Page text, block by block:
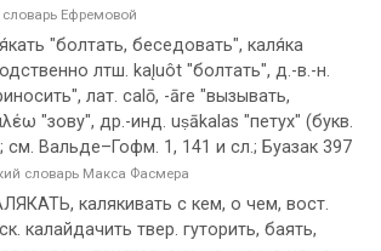
Ефремовой
"болтать, беседовать", каля́ка
лтш. kal̨uôt "болтать", д.-в.-н.
лат. саlō, -ārе "вызывать,
"зову", др.-инд. uṣākalas "петух" (букв.
см. Вальде–Гофм. 1, 141 и сл.; Буазак 397
словарь Макса Фасмера
калякивать с кем, о чем, вост.
калайдачить твер. гуторить, баять,